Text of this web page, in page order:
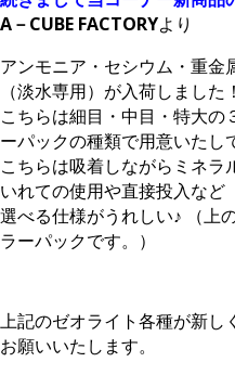
A－CUBE FACTORYより
アンモニア・セシウム・重金
（淡水専用）が入荷しました
こちらは細目・中目・特大の
ーパックの種類で用意いたし
こちらは吸着しながらミネ
いれての使用や直接投入など
選べる仕様がうれしい♪ （上
ラーパックです。）
上記のゼオライト各種が新し
お願いいたします。